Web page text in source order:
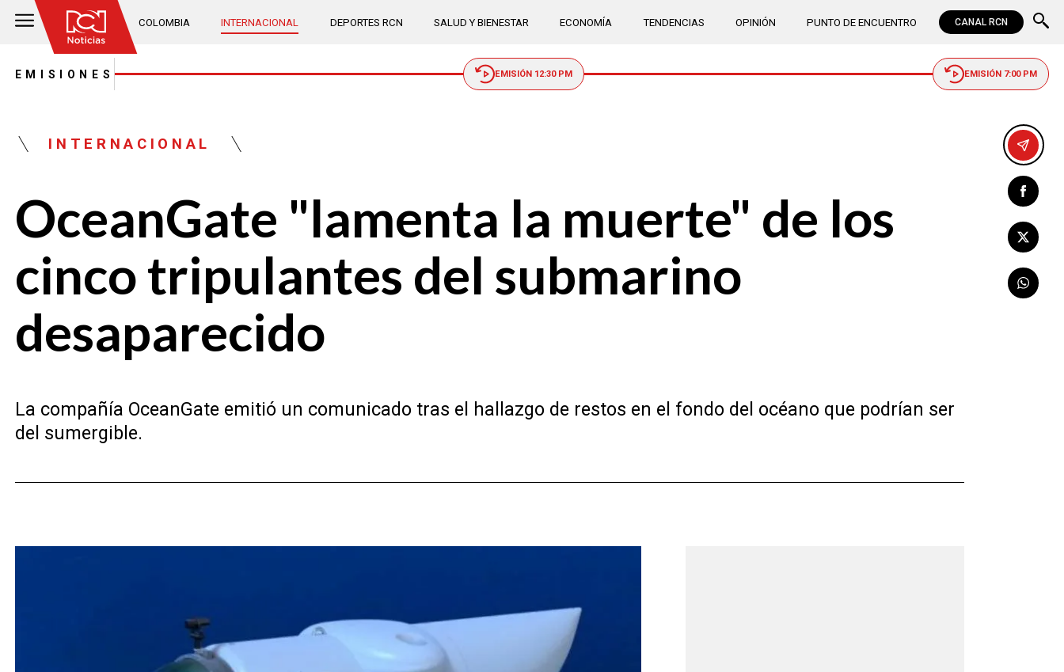
COLOMBIA INTERNACIONAL DEPORTES RCN SALUD Y BIENESTAR ECONOMÍA TENDENCIAS OPINIÓN PUNTO DE ENCUENTRO CANAL RCN
EMISIONES EMISIÓN 12:30 PM EMISIÓN 7:00 PM
INTERNACIONAL
OceanGate "lamenta la muerte" de los
cinco tripulantes del submarino
desaparecido
La compañía OceanGate emitió un comunicado tras el hallazgo de restos en el fondo del océano que podrían ser
del sumergible.